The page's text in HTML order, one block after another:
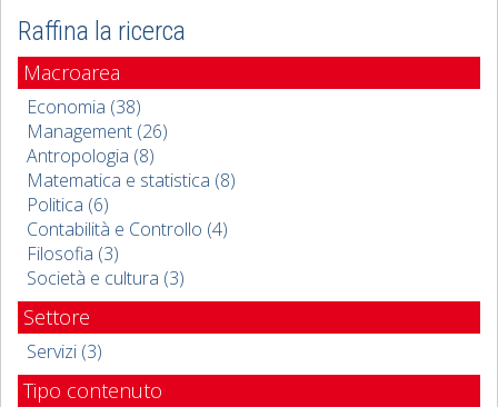
Raffina la ricerca
Macroarea
Economia (38)
Management (26)
Antropologia (8)
Matematica e statistica (8)
Politica (6)
Contabilità e Controllo (4)
Filosofia (3)
Società e cultura (3)
Settore
Servizi (3)
Tipo contenuto